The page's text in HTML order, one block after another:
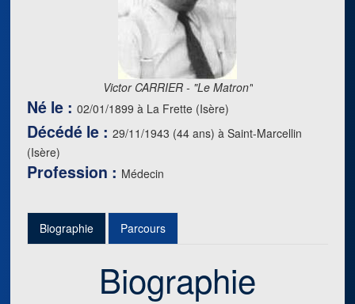
Victor CARRIER - "Le Matron"
Né le :02/01/1899 à La Frette (Isère)
Décédé le :29/11/1943 (44 ans) à Saint-Marcellin
(Isère)
Profession : Médecin
Biographie Parcours
Biographie